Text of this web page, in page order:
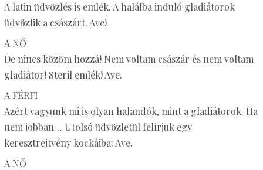
A latin üdvözlés is emlék. A halálba induló gladiátorok
üdvözlik a császárt. Ave!
A NŐ
De nincs közöm hozzá! Nem voltam császár és nem voltam
gladiátor! Steril emlék! Ave.
A FÉRFI
Azért vagyunk mi is olyan halandók, mint a gladiátorok. Ha
nem jobban… Utolsó üdvözletül felírjuk egy
keresztrejtvény kockáiba: Ave.
A NŐ